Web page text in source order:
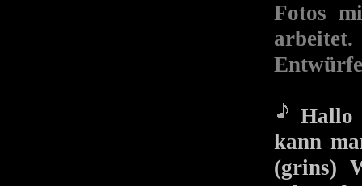
Fotos
Hallo
kann
(grins)